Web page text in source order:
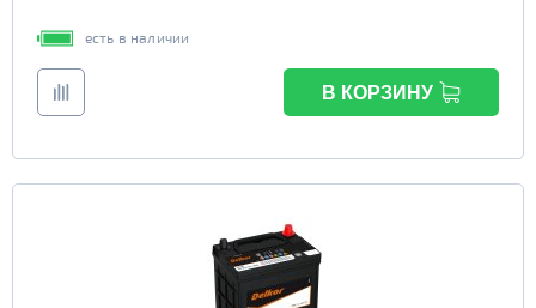
есть в наличии
В КОРЗИНУ